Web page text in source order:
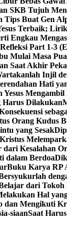
SKB Tujuh
Tips Buat Gen
Terbaik;
Engkau
Refleksi Part 1-3
Mulai Masa
Saat Akhir
Injil
Hati
Harus Dilakukan
Orang Kudus
yang Sesak
Kristus
dari Kesalahan
dalam Berdoa
Buku Karya RP
dari Tokoh
Hal
dan Mengikuti
siaanSaat